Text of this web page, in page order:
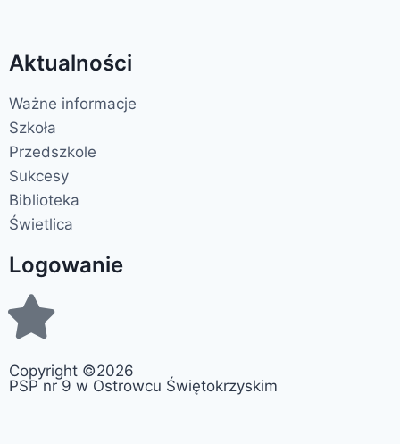
Aktualności
Ważne informacje
Szkoła
Przedszkole
Sukcesy
Biblioteka
Świetlica
Logowanie
Copyright ©2026
PSP nr 9 w Ostrowcu Świętokrzyskim